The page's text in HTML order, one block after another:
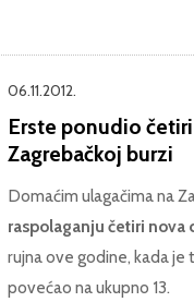
06.11.2012.
Erste ponudio
Zagrebačkoj burzi
Domaćim ulagačima na
raspolaganju četiri nova
rujna ove godine, kada
povećao na ukupno 13.